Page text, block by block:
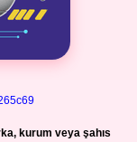
kurum veya şahıs